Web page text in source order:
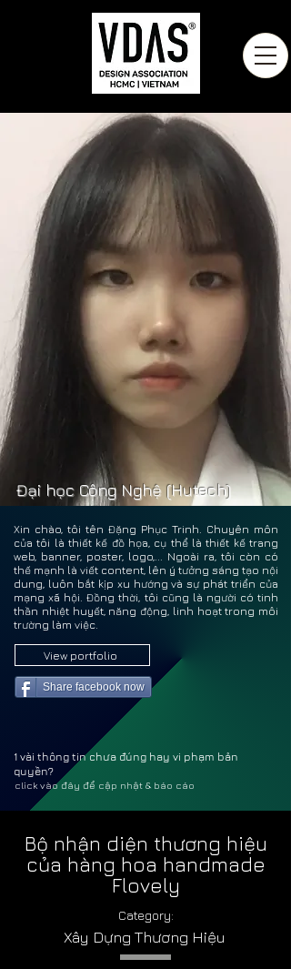
Đại học Công Nghệ (Hutech)
Xin chào, tôi tên Đặng Phục Trinh. Chuyên môn
của tôi là thiết kế đồ họa, cụ thể là thiết kế trang
web, banner, poster, logo,... Ngoài ra, tôi còn có
thế mạnh là viết content, lên ý tưởng sáng tạo nội
dung, luôn bắt kịp xu hướng và sự phát triển của
mạng xã hội. Đồng thời, tôi cũng là người có tinh
thần nhiệt huyết, năng động, linh hoạt trong môi
trường làm việc.
View portfolio
Share facebook now
1 vài thông tin chưa đúng hay vi phạm bản
quyền?
click vào đây để cập nhật & báo cáo
Bộ nhận diện thương hiệu
của hàng hoa handmade
Flovely
Category:
Xây Dựng Thương Hiệu